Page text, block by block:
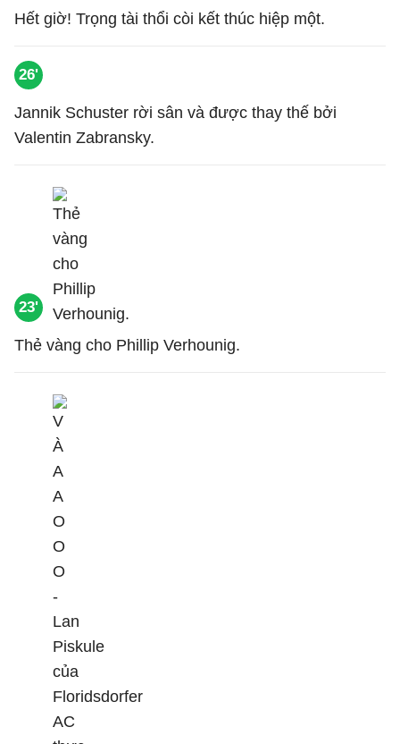
Hết giờ! Trọng tài thổi còi kết thúc hiệp một.
26'
Jannik Schuster rời sân và được thay thế bởi
Valentin Zabransky.
23'
Thẻ vàng cho Phillip Verhounig.